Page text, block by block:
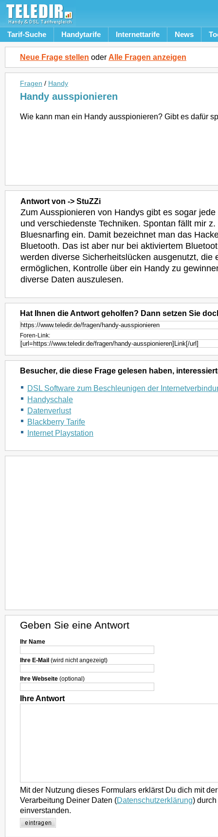
Tarif-Suche Handytarife Internettarife News
Neue Frage stellen oder Alle Fragen anzeigen
Fragen / Handy
Handy ausspionieren
Wie kann man ein Handy ausspionieren? Gibt es dafür
Antwort von -> StuZZi
Zum Ausspionieren von Handys gibt es sogar
und verschiedenste Techniken. Spontan fällt mir z.
Bluesnarfing ein. Damit bezeichnet man das
Bluetooth. Das ist aber nur bei aktiviertem
werden diverse Sicherheitslücken ausgenutzt, die
ermöglichen, Kontrolle über ein Handy zu
diverse Daten auszulesen.
Hat Ihnen die Antwort geholfen? Dann setzen Sie
Foren-Link:
Besucher, die diese Frage gelesen haben,
DSL Software zum Beschleunigen der
Handyschale
Datenverlust
Blackberry Tarife
Internet Playstation
Geben Sie eine Antwort
Ihr Name
Ihre E-Mail (wird nicht angezeigt)
Ihre Webseite (optional)
Ihre Antwort
Mit der Nutzung dieses Formulars erklärst Du dich mit
Verarbeitung Deiner Daten (Datenschutzerklärung)
einverstanden.